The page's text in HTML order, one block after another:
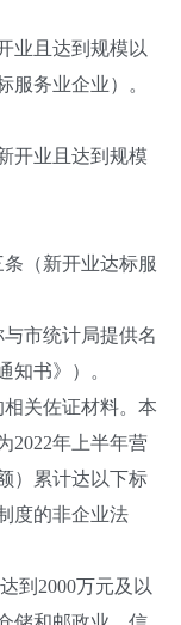
且达到规模以
服务业企业）。
业且达到规模
（新开业达标服
市统计局提供名
知书》）。
关佐证材料。本
2022年上半年营
）累计达以下标
度的非企业法
2000万元及以